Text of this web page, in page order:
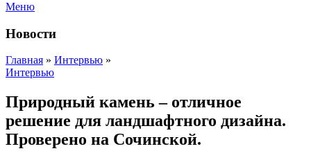
Меню
Новости
Главная » Интервью »
Интервью
Природный камень – отличное
решение для ландшафтного дизайна.
Проверено на Сочинской.